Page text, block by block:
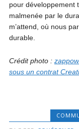
pour développement
malmenée par le
m’attend, où nous
durable.
Crédit photo :
sous un contrat